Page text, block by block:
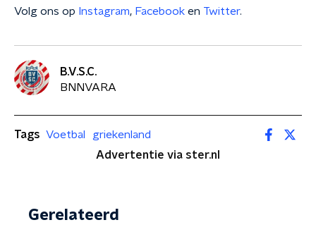
Volg ons op Instagram, Facebook en Twitter.
B.V.S.C.
BNNVARA
Tags Voetbal
griekenland
Advertentie via ster.nl
Gerelateerd